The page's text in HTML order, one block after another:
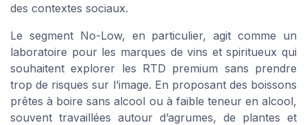
des contextes sociaux.
Le segment No-Low, en particulier, agit comme un
laboratoire pour les marques de vins et spiritueux qui
souhaitent explorer les RTD premium sans prendre
trop de risques sur l’image. En proposant des boissons
prêtes à boire sans alcool ou à faible teneur en alcool,
souvent travaillées autour d’agrumes, de plantes et